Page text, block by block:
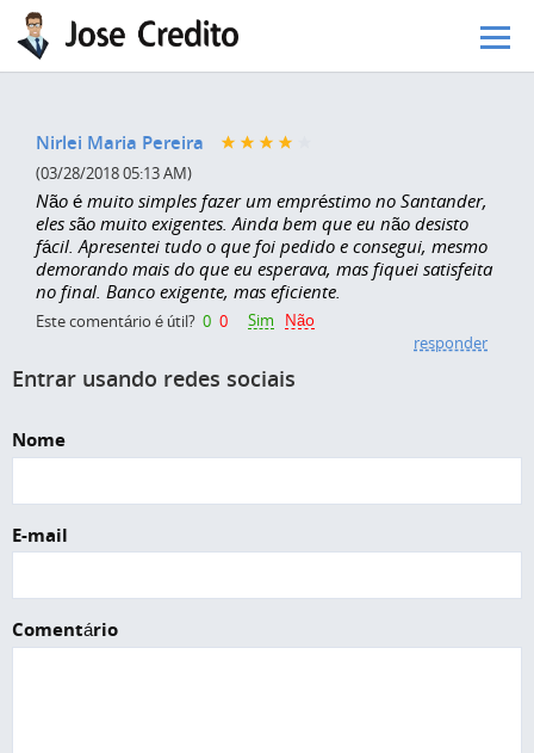
Pular para o conteúdo principal
Nirlei Maria Pereira
(03/28/2018 05:13 AM)
Não é muito simples fazer um empréstimo no Santander,
eles são muito exigentes. Ainda bem que eu não desisto
fácil. Apresentei tudo o que foi pedido e consegui, mesmo
demorando mais do que eu esperava, mas fiquei satisfeita
no final. Banco exigente, mas eficiente.
Este comentário é útil? 0 0 Sim
Não
responder
Entrar usando redes sociais
Nome
E-mail
Comentário